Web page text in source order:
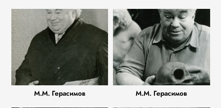
М.М. Герасимов М.М. Герасимов